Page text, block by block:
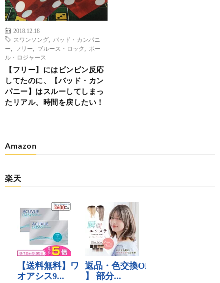
2018.12.18
スワンソング
バッド・カンパニ
ー
フリー ブルース・ロック
ポー
ル・ロジャース
【フリー】にはビンビン反応
してたのに、【バッド・カン
パニー】はスルーしてしまっ
たリアル、時間を戻したい！
Amazon
楽天